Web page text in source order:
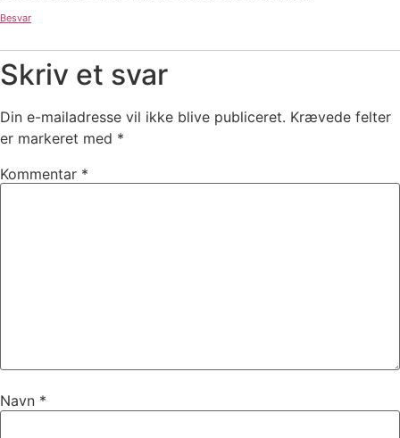
Besvar
Skriv et svar
Din e-mailadresse vil ikke blive publiceret. Krævede felter
er markeret med *
Kommentar *
Navn *